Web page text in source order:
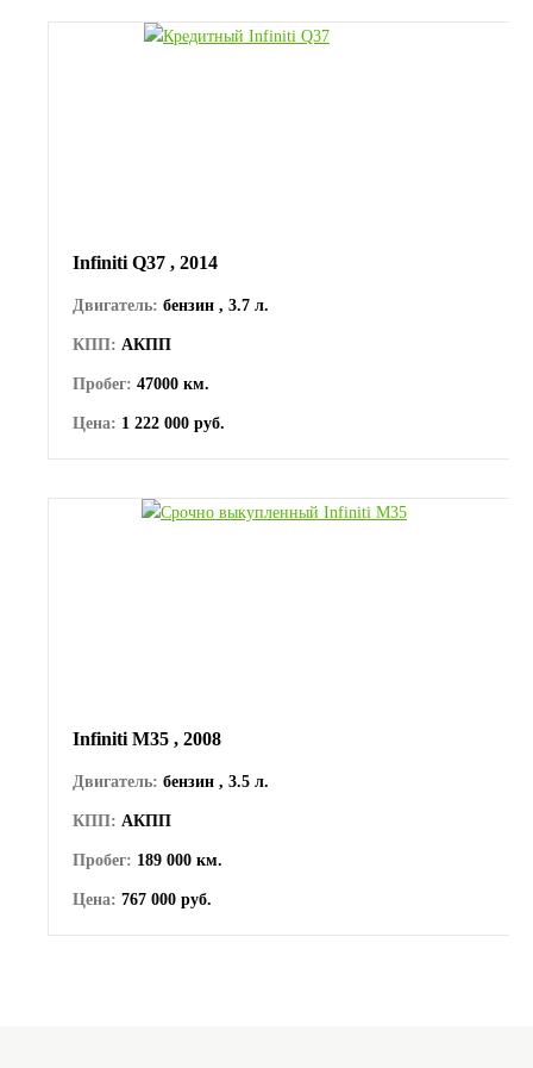
Infiniti Q37 , 2014
Двигатель: бензин , 3.7 л.
КПП: АКПП
Пробег: 47000 км.
Цена: 1 222 000 руб.
Infiniti M35 , 2008
Двигатель: бензин , 3.5 л.
КПП: АКПП
Пробег: 189 000 км.
Цена: 767 000 руб.